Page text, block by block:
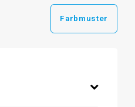
Farbmuster